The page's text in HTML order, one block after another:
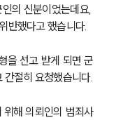
의 신분이었는데요,
반했다고 했습니다.
을 선고 받게 되면 군
절히 요청했습니다.
해 의뢰인의 범죄사